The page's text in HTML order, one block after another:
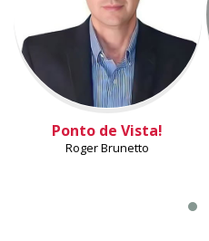
Ponto de Vista!
Roger Brunetto